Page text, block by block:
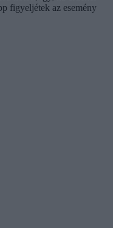
figyeljétek az esemény